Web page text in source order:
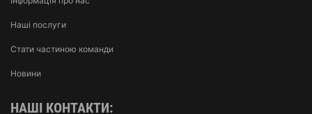
Наші послуги
Стати частиною команди
Новини
НАШІ КОНТАКТИ: